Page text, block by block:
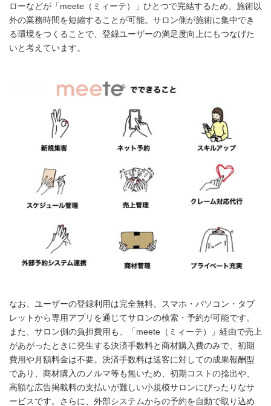
ローなどが「meete（ミィーテ）」ひとつで完結するため、施術以
外の業務時間を短縮することが可能。サロン側が施術に集中でき
る環境をつくることで、登録ユーザーの満足度向上にもつなげた
いと考えています。
なお、ユーザーの登録利用は完全無料。スマホ・パソコン・タブ
レットから専用アプリを通じてサロンの検索・予約が可能です。
また、サロン側の負担費用も、「meete（ミィーテ）」経由で売上
があがったときに発生する決済手数料と商材購入費のみで、初期
費用や月額料金は不要。決済手数料は送客に対しての成果報酬型
であり、商材購入のノルマ等も無いため、初期コストの捻出や、
高額な広告掲載料の支払いが難しい小規模サロンにぴったりなサ
ービスです。さらに、外部システムからの予約を自動で取り込め